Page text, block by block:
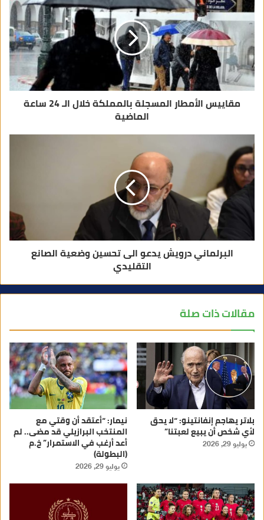
إ
ل
ك
ت
ر
و
ن
ي
مقاييس الأمطار المسجلة بالمملكة خلال الـ 24 ساعة
الماضية
البرلماني درويش يدعو الى تحسين وضعية الصانع
التقليدي
مقالات ذات صلة
بلاتر يهاجم إنفانتينو: “لا يحق
لأي شخص أن يبيع لعبتنا”
يوليو 29, 2026
نيمار: “أعتقد أن وقتي مع
المنتخب البرازيلي قد مضى.. لم
أعد أرغب في الاستمرار” خ.م
(البطولة)
يوليو 29, 2026